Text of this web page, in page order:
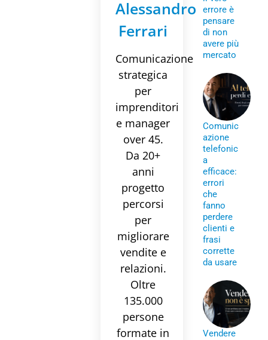
Alessandro
Ferrari
Comunicazione
strategica
per
imprenditori
e manager
over 45.
Da 20+
anni
progetto
percorsi
per
migliorare
vendite e
relazioni.
Oltre
135.000
persone
formate in
errore è
pensare
di non
avere più
mercato
Comunic
azione
telefonic
a
efficace:
errori
che
fanno
perdere
clienti e
frasi
corrette
da usare
Vendere